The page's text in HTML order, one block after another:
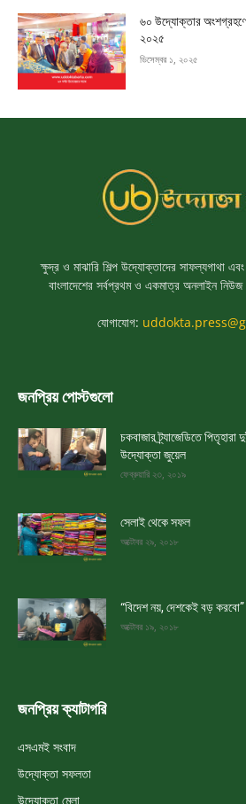
৬০ উদ্যোক্তার
২০২৫
ডিসেম্বর ১, ২০২৫
ক্ষুদ্র ও মাঝারি শিল্প উদ্যোক্তাদের সাফল্যগাথা
বাংলাদেশের সর্বপ্রথম ও একমাত্র অনলাইন নিউজ
যোগাযোগ:
জনপ্রিয় পোস্টগুলো
চকবাজার ট্র্যাজেডিতে
উদ্যোক্তা জুয়েল
ফেব্রুয়ারি ২৩, ২০১৯
সেলাই থেকে সফল
অক্টোবর ২৯, ২০১৮
“বিদেশ নয়, দেশকেই বড় করবো”
অক্টোবর ১৯, ২০১৮
জনপ্রিয় ক্যাটাগরি
এসএমই সংবাদ
উদ্যোক্তা সফলতা
উদ্যোক্তা মেলা